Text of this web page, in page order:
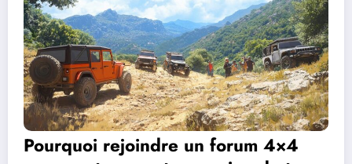
Pourquoi rejoindre un forum 4×4